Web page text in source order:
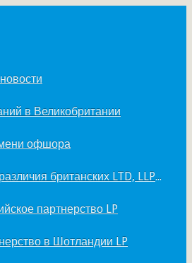
в Великобритании
офшора
Сходства и различия британских LTD, LLP и LP
партнерство LP
в Шотландии LP